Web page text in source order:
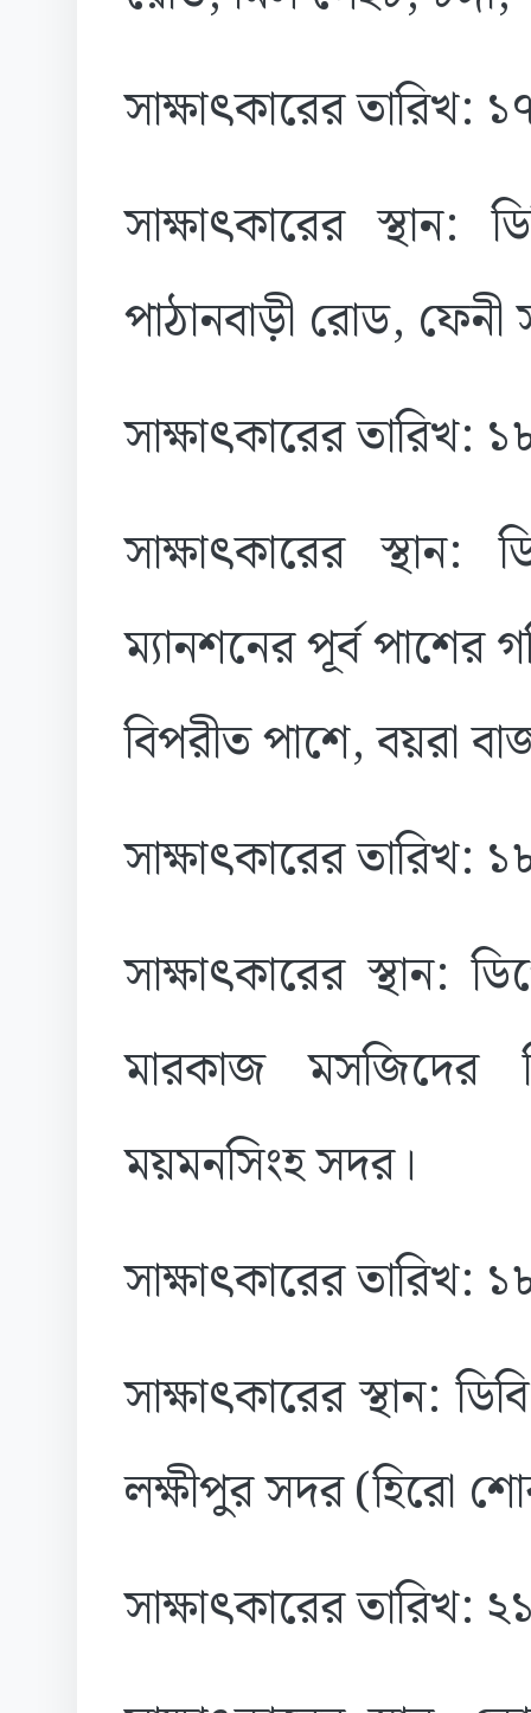
সাক্ষাৎকারের তারিখ:
সাক্ষাৎকারের
পাঠানবাড়ী রোড,
সাক্ষাৎকারের তারিখ:
সাক্ষাৎকারের
ম্যানশনের পূর্ব
বিপরীত পাশে, বয়রা
সাক্ষাৎকারের তারিখ:
সাক্ষাৎকারের
মারকাজ মসজিদের
ময়মনসিংহ সদর।
সাক্ষাৎকারের তারিখ:
সাক্ষাৎকারের স্থান:
লক্ষীপুর সদর (হিরো
সাক্ষাৎকারের তারিখ: